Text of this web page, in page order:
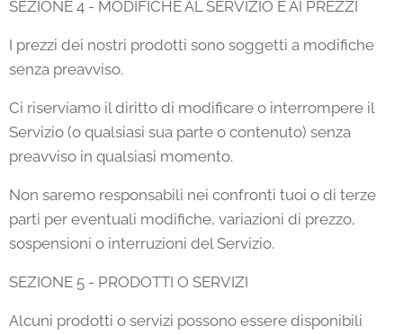
SEZIONE 4 - MODIFICHE AL SERVIZIO E AI PREZZI
I prezzi dei nostri prodotti sono soggetti a modifiche
senza preavviso.
Ci riserviamo il diritto di modificare o interrompere il
Servizio (o qualsiasi sua parte o contenuto) senza
preavviso in qualsiasi momento.
Non saremo responsabili nei confronti tuoi o di terze
parti per eventuali modifiche, variazioni di prezzo,
sospensioni o interruzioni del Servizio.
SEZIONE 5 - PRODOTTI O SERVIZI
Alcuni prodotti o servizi possono essere disponibili